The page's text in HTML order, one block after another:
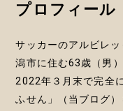
ン
プロフィール
サッカーのアルビレ
潟市に住む63歳（男
2022年３月末で完全
ふせん」（当ブログ